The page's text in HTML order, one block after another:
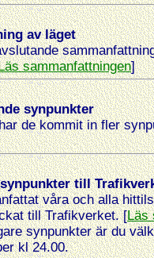
av läget
sammanfattningen]
synpunkter
de kommit in fler
till
våra och alla
till Trafikverket. [Läs
synpunkter är du
kl 24.00.